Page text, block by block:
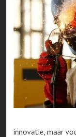
innovatie, maar